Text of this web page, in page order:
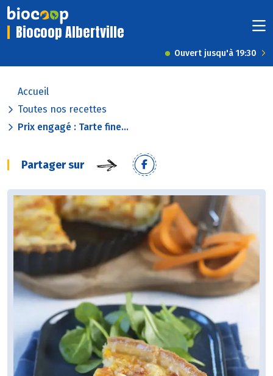
Biocoop Albertville
Ouvert jusqu'à 19:30
Accueil
Toutes nos recettes
Prix engagé : Tarte fine...
Partager sur